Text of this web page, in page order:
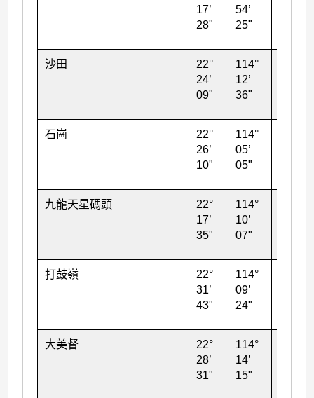
17’
28"
54’
25"
沙田
22°
24’
09"
114°
12’
36"
石崗
22°
26’
10"
114°
05’
05"
九龍天星碼頭
22°
17’
35"
114°
10’
07"
打鼓嶺
22°
31’
43"
114°
09’
24"
大美督
22°
28’
31"
114°
14’
15"